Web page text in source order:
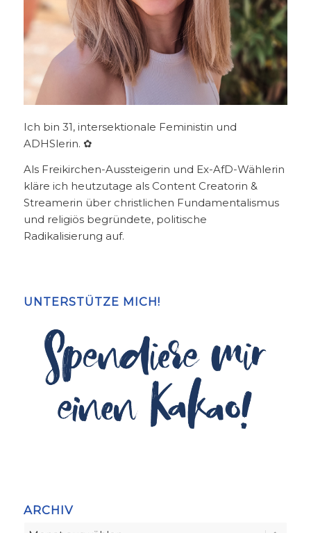
Ich bin 31, intersektionale Feministin und
ADHSlerin. ✿
Als Freikirchen-Aussteigerin und Ex-AfD-Wählerin
kläre ich heutzutage als Content Creatorin &
Streamerin über christlichen Fundamentalismus
und religiös begründete, politische
Radikalisierung auf.
UNTERSTÜTZE MICH!
ARCHIV